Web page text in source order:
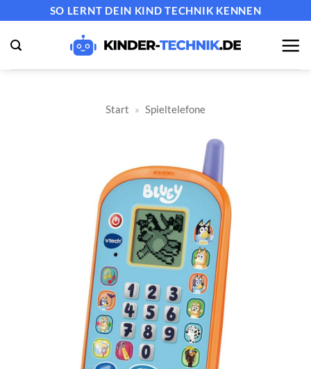
springen
SO LERNT DEIN KIND TECHNIK KENNEN
Start » Spieltelefone